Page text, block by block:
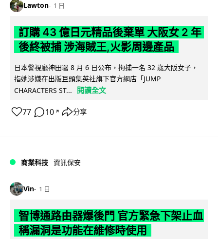
Lawton 1 日
訂購 43 億日元精品後棄單 大阪女 2 年
後終被捕 涉海賊王,火影周邊產品
日本警視廳神田署 8 月 6 日公布，拘捕一名 32 歲大阪女子，
指她涉嫌在出版巨頭集英社旗下官方網店「JUMP
CHARACTERS ST...
閱讀全文
77 10 ↗ 分享
商業科技 資訊保安
Vin 1 日
智博通路由器爆後門 官方緊急下架止血
稱漏洞是功能在維修時使用